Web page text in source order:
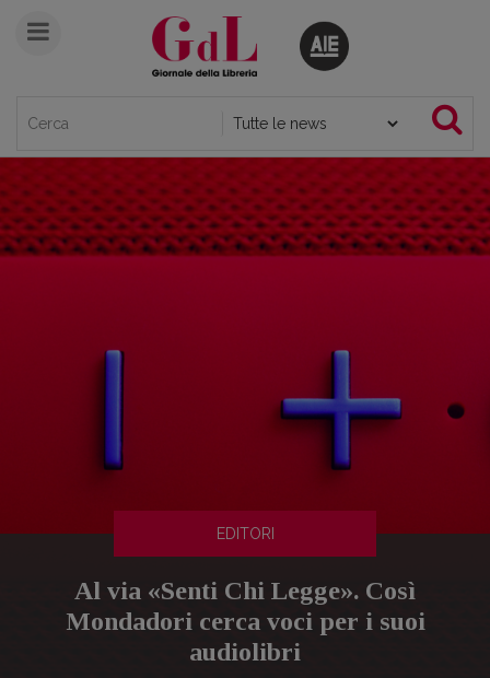
EDITORI
Al via «Senti Chi Legge». Così
Mondadori cerca voci per i suoi
audiolibri